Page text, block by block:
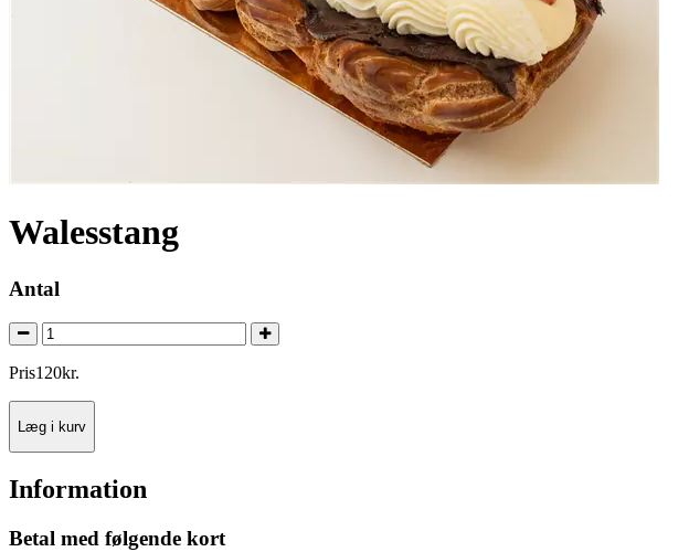
Walesstang
Antal
Pris120kr.
Læg i kurv
Information
Betal med følgende kort